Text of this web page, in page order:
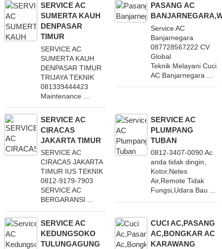
SERVICE AC
SUMERTA KAUH
DENPASAR
TIMUR
SERVICE AC
SUMERTA KAUH
DENPASAR TIMUR
TRIJAYA TEKNIK
081339444423
Maintenance ...
PASANG AC
Service AC
Banjarnegara
087728567222 CV
Global
Teknik Melayani Cuci
AC Banjarnegara ...
SERVICE AC
CIRACAS
JAKARTA TIMUR
SERVICE AC
CIRACAS JAKARTA
TIMUR IUS TEKNIK
0812-9179-7903
SERVICE AC
BERGARANSI ...
SERVICE AC
PLUMPANG
TUBAN
0812-3407-0090 Ac
anda tidak dingin,
Kotor,Netes
Air,Remote Tidak
Fungsi,Udara Bau ...
SERVICE AC
KEDUNGSOKO
TULUNGAGUNG
CUCI AC,PASANG
AC,BONGKAR AC
KARAWANG